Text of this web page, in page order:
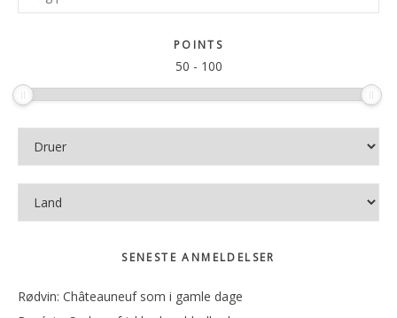
Sidebar
på
POINTS
50 - 100
SENESTE ANMELDELSER
Rødvin: Châteauneuf som i gamle dage